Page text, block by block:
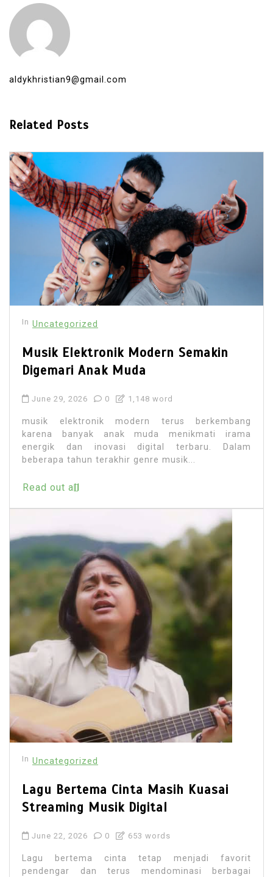
aldykhristian9@gmail.com
Related Posts
In Uncategorized
Musik Elektronik Modern Semakin
Digemari Anak Muda
June 29, 2026 0 1,148 word
musik elektronik modern terus berkembang
karena banyak anak muda menikmati irama
energik dan inovasi digital terbaru. Dalam
beberapa tahun terakhir genre musik...
Read out all
In Uncategorized
Lagu Bertema Cinta Masih Kuasai
Streaming Musik Digital
June 22, 2026 0 653 words
Lagu bertema cinta tetap menjadi favorit
pendengar dan terus mendominasi berbagai